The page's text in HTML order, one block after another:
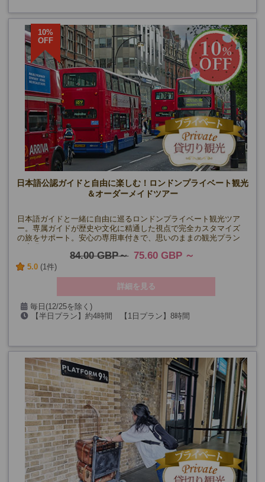
10%
OFF
日本語公認ガイドと自由に楽しむ！ロンドンプライベート観光
＆オーダーメイドツアー
日本語ガイドと一緒に自由に巡るロンドンプライベート観光ツア
ー。専属ガイドが歴史や文化に精通した視点で完全カスタマイズ
の旅をサポート。安心の専用車付きで、思いのままの観光プラン
84.00 GBP 75.60 GBP
5.0 (1件)
詳細を見る
毎日(12/25を除く)
【半日プラン】約4時間 【1日プラン】8時間